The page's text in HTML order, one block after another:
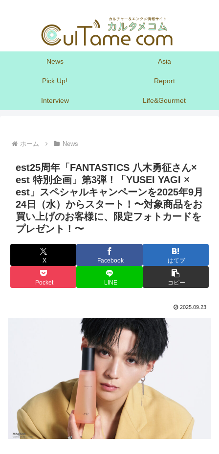
News Asia
Pick Up! Report
Interview Life&Gourmet
ホーム News
est25周年「FANTASTICS 八木勇征さん×
est 特別企画」第3弾！「YUSEI YAGI ×
est」スペシャルキャンペーンを2025年9月
24日（水）からスタート！〜対象商品をお
買い上げのお客様に、限定フォトカードを
プレゼント！〜
X Facebook はてブ
Pocket LINE コピー
2025.09.23